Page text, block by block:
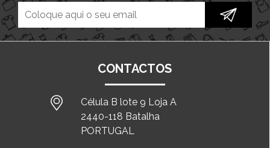
CONTACTOS
Célula B lote 9 Loja A
2440-118 Batalha
PORTUGAL